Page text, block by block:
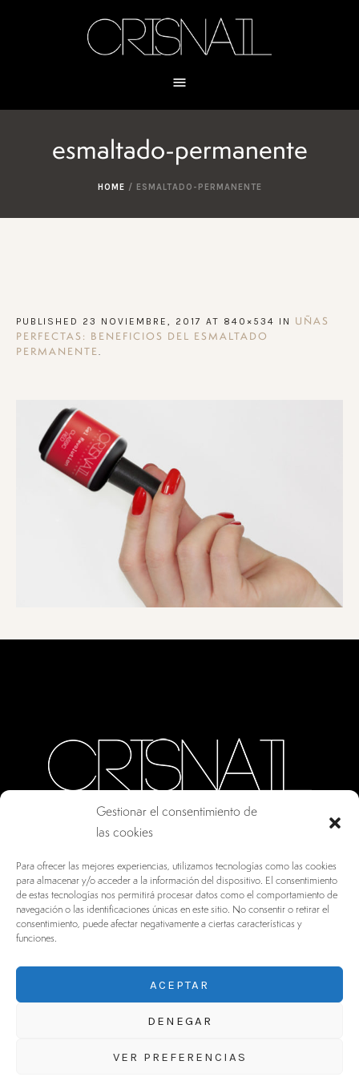
Gestionar el consentimiento de
las cookies
Para ofrecer las mejores experiencias, utilizamos tecnologías como las cookies
para almacenar y/o acceder a la información del dispositivo. El consentimiento
de estas tecnologías nos permitirá procesar datos como el comportamiento de
navegación o las identificaciones únicas en este sitio. No consentir o retirar el
consentimiento, puede afectar negativamente a ciertas características y
funciones.
ACEPTAR
DENEGAR
VER PREFERENCIAS
esmaltado-permanente
HOME / ESMALTADO-PERMANENTE
PUBLISHED 23 NOVIEMBRE, 2017 AT 840×534 IN
UÑAS
PERFECTAS: BENEFICIOS DEL ESMALTADO
PERMANENTE.
28770, ESPAÑA
INFO@DRV.ES
+34 902 100 021